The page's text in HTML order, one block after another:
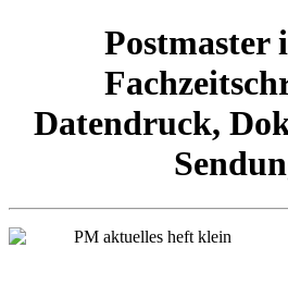
Postmaster
Datendruck,